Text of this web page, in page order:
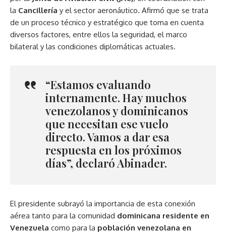
la Cancillería y el sector aeronáutico. Afirmó que se trata
de un proceso técnico y estratégico que toma en cuenta
diversos factores, entre ellos la seguridad, el marco
bilateral y las condiciones diplomáticas actuales.
“Estamos evaluando
internamente. Hay muchos
venezolanos y dominicanos
que necesitan ese vuelo
directo. Vamos a dar esa
respuesta en los próximos
días”, declaró Abinader.
El presidente subrayó la importancia de esta conexión
aérea tanto para la comunidad dominicana residente en
Venezuela como para la población venezolana en